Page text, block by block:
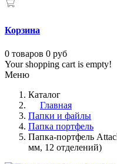
Корзина
0 товаров 0 руб
Your shopping cart is empty!
Меню
Каталог
Главная
Папки и файлы
Папка портфель
Папка-портфель
мм, 12 отделений)